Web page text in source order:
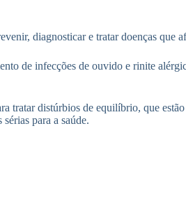
diagnosticar e tratar doenças que
de infecções de ouvido e rinite
tratar distúrbios de equilíbrio, que
para a saúde.